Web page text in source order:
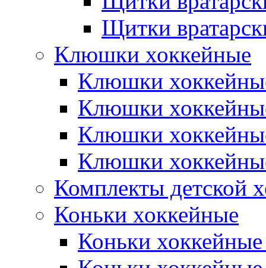
Щитки
Клюшки хоккейные
Клюшки
Клюшки
Клюшки
Клюшки
Комплекты детской
Коньки хоккейные
Коньки хоккейные